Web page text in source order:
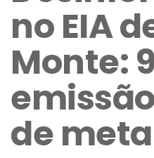
no EIA
Monte:
de